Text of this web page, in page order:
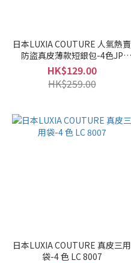
日本LUXIA COUTURE 人氣熱賣
防盜真皮薄款短銀包-4色JP
36652
HK$129.00
HK$259.00
日本LUXIA COUTURE 真皮三用
袋-4 色 LC 8007